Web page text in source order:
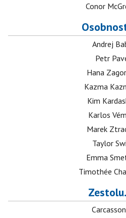
Conor
Andrej
Petr
Hana
Kazma
Kim
Karlos
Marek
Taylor
Emma
Timothée